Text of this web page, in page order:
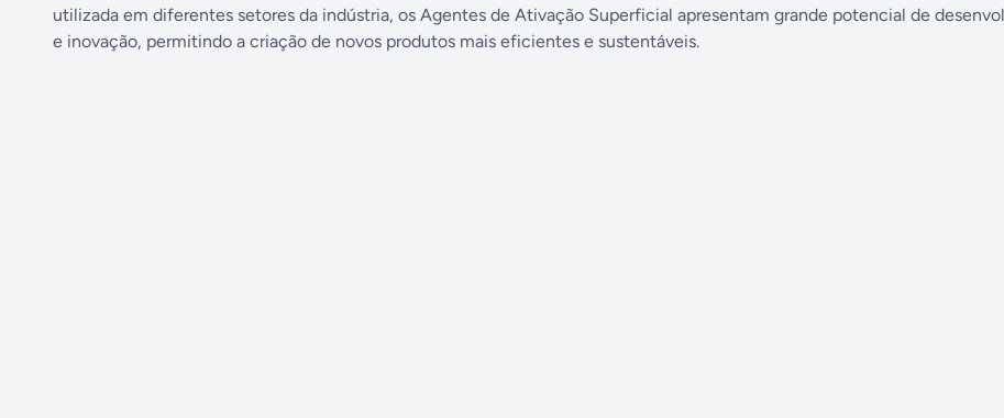
utilizada em diferentes setores da indústria, os Agentes de Ativação Superficial apresentam grande potencial de
e inovação, permitindo a criação de novos produtos mais eficientes e sustentáveis.